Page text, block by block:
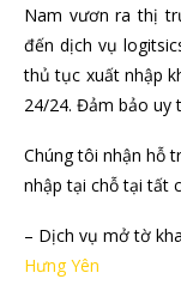
Nam vươn ra thị
đến dịch vụ
thủ tục xuất nhập
24/24. Đảm bảo uy
Chúng tôi nhận hỗ
nhập tại chỗ tại tất
– Dịch vụ mở tờ
Hưng Yên